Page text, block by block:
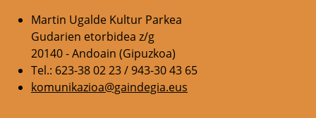
Martin Ugalde Kultur Parkea
Gudarien etorbidea z/g
20140 - Andoain (Gipuzkoa)
Tel.: 623-38 02 23 / 943-30 43 65
komunikazioa@gaindegia.eus